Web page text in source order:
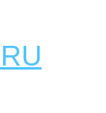
котлы,